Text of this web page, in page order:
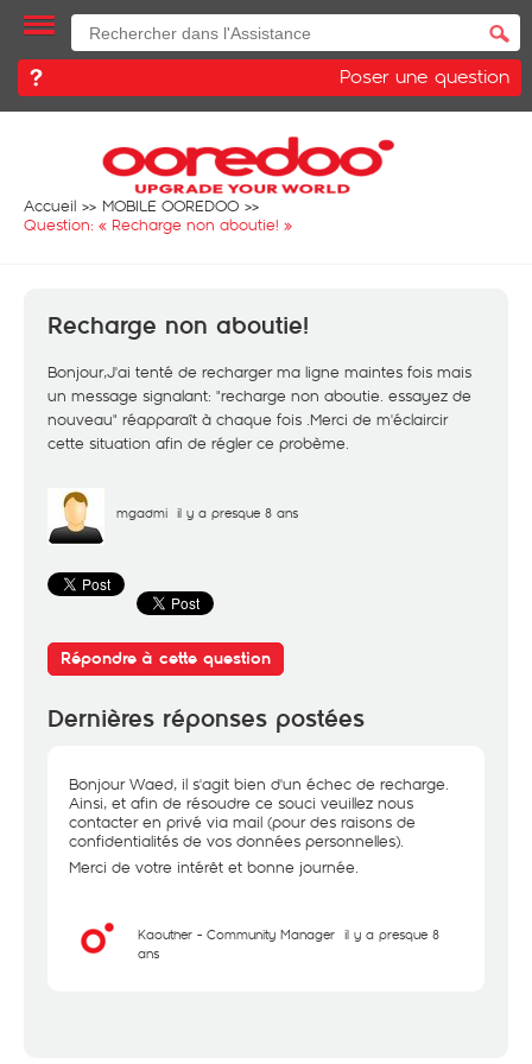
Poser une question
Accueil
MOBILE OOREDOO
Question: « Recharge non aboutie! »
Recharge non aboutie!
Bonjour,J'ai tenté de recharger ma ligne maintes fois mais
un message signalant: "recharge non aboutie. essayez de
nouveau" réapparaît à chaque fois .Merci de m'éclaircir
cette situation afin de régler ce probème.
mgadmi il y a presque 8 ans
Répondre à cette question
Dernières réponses postées
Bonjour Waed, il s'agit bien d'un échec de recharge.
Ainsi, et afin de résoudre ce souci veuillez nous
contacter en privé via mail (pour des raisons de
confidentialités de vos données personnelles).
Merci de votre intérêt et bonne journée.
Kaouther - Community Manager il y a presque 8
ans